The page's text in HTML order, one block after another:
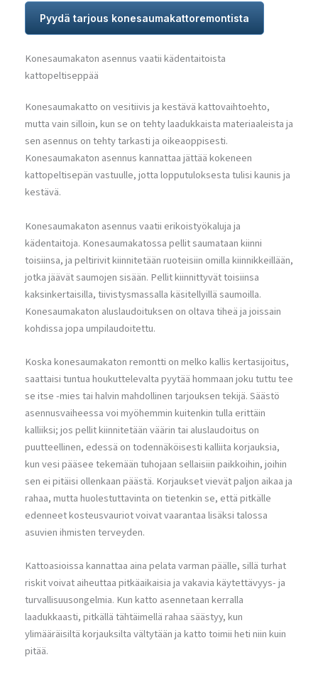
Pyydä tarjous konesaumakattoremontista
Konesaumakaton asennus vaatii kädentaitoista
kattopeltiseppää
Konesaumakatto on vesitiivis ja kestävä kattovaihtoehto,
mutta vain silloin, kun se on tehty laadukkaista materiaaleista ja
sen asennus on tehty tarkasti ja oikeaoppisesti.
Konesaumakaton asennus kannattaa jättää kokeneen
kattopeltisepän vastuulle, jotta lopputuloksesta tulisi kaunis ja
kestävä.
Konesaumakaton asennus vaatii erikoistyökaluja ja
kädentaitoja. Konesaumakatossa pellit saumataan kiinni
toisiinsa, ja peltirivit kiinnitetään ruoteisiin omilla kiinnikkeillään,
jotka jäävät saumojen sisään. Pellit kiinnittyvät toisiinsa
kaksinkertaisilla, tiivistysmassalla käsitellyillä saumoilla.
Konesaumakaton aluslaudoituksen on oltava tiheä ja joissain
kohdissa jopa umpilaudoitettu.
Koska konesaumakaton remontti on melko kallis kertasijoitus,
saattaisi tuntua houkuttelevalta pyytää hommaan joku tuttu tee
se itse -mies tai halvin mahdollinen tarjouksen tekijä. Säästö
asennusvaiheessa voi myöhemmin kuitenkin tulla erittäin
kalliiksi; jos pellit kiinnitetään väärin tai aluslaudoitus on
puutteellinen, edessä on todennäköisesti kalliita korjauksia,
kun vesi pääsee tekemään tuhojaan sellaisiin paikkoihin, joihin
sen ei pitäisi ollenkaan päästä. Korjaukset vievät paljon aikaa ja
rahaa, mutta huolestuttavinta on tietenkin se, että pitkälle
edenneet kosteusvauriot voivat vaarantaa lisäksi talossa
asuvien ihmisten terveyden.
Kattoasioissa kannattaa aina pelata varman päälle, sillä turhat
riskit voivat aiheuttaa pitkäaikaisia ja vakavia käytettävyys- ja
turvallisuusongelmia. Kun katto asennetaan kerralla
laadukkaasti, pitkällä tähtäimellä rahaa säästyy, kun
ylimääräisiltä korjauksilta vältytään ja katto toimii heti niin kuin
pitää.